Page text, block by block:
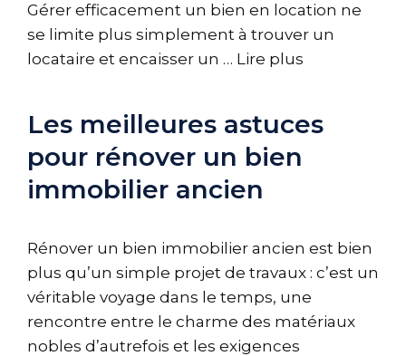
Gérer efficacement un bien en location ne
se limite plus simplement à trouver un
locataire et encaisser un … Lire plus
Les meilleures astuces
pour rénover un bien
immobilier ancien
Rénover un bien immobilier ancien est bien
plus qu’un simple projet de travaux : c’est un
véritable voyage dans le temps, une
rencontre entre le charme des matériaux
nobles d’autrefois et les exigences